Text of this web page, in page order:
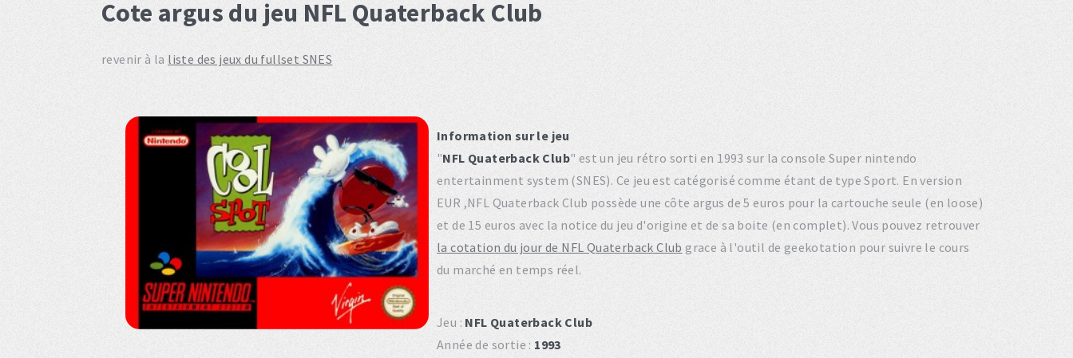
Cote argus du jeu NFL Quaterback Club
revenir à la liste des jeux du fullset SNES
Information sur le jeu
"NFL Quaterback Club" est un jeu rétro sorti en 1993 sur la console Super nintendo
entertainment system (SNES). Ce jeu est catégorisé comme étant de type Sport. En version
EUR ,NFL Quaterback Club possède une côte argus de 5 euros pour la cartouche seule (en loose)
et de 15 euros avec la notice du jeu d'origine et de sa boite (en complet). Vous pouvez retrouver
la cotation du jour de NFL Quaterback Club grace à l'outil de geekotation pour suivre le cours
du marché en temps réel.
Jeu : NFL Quaterback Club
Année de sortie : 1993